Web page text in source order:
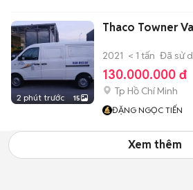
2 phút trước 15
Thaco Towner
2021 < 1 tấn Đã sử
130.000.000 đ
Tp Hồ Chí Minh
ĐẶNG NGỌC TIẾN
Xem thêm